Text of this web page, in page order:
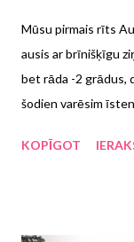
Mūsu pirmais rīts
ausis ar brīnišķīgu
bet rāda -2 grādus,
šodien varēsim
mērķis ir kāpt pēc
KOPĪGOT